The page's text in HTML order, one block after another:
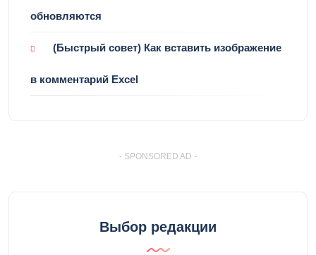
обновляются
(Быстрый совет) Как вставить изображение
в комментарий Excel
- SPONSORED AD -
Выбор редакции